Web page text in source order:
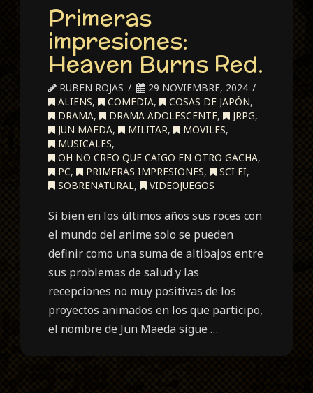
Primeras
impresiones:
Heaven Burns Red.
RUBEN ROJAS
29 NOVIEMBRE, 2024
ALIENS, COMEDIA, COSAS DE JAPÓN,
DRAMA, DRAMA ADOLESCENTE, JRPG,
JUN MAEDA, MILITAR, MOVILES,
MUSICALES,
OH NO CREO QUE CAIGO EN OTRO GACHA,
PC, PRIMERAS IMPRESIONES, SCI FI,
SOBRENATURAL, VIDEOJUEGOS
Si bien en los últimos años sus roces con
el mundo del anime solo se pueden
definir como una suma de altibajos entre
sus problemas de salud y las
recepciones no muy positivas de los
proyectos animados en los que participo,
el nombre de Jun Maeda sigue …